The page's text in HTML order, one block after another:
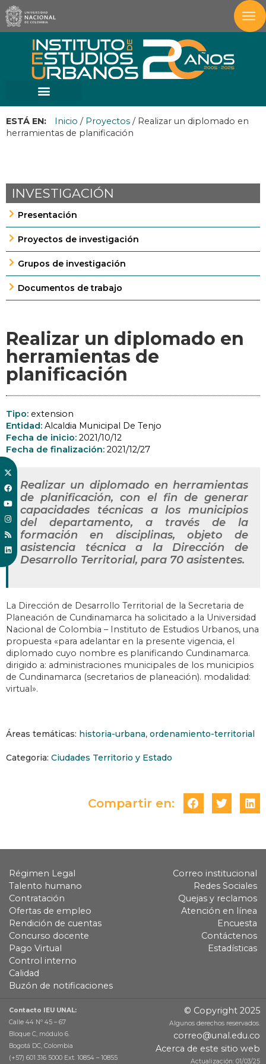
ESTÁ EN: Inicio / Proyectos / Realizar un diplomado en
herramientas de planificación
INVESTIGACIÓN
Presentación
Proyectos de investigación
Grupos de investigación
Documentos de trabajo
Realizar un diplomado en
herramientas de
planificación
Tipo: extension
Entidad: Alcaldia Municipal De Tenjo
Fecha de inicio: 2021/10/12
Fecha de finalización: 2021/12/27
Realizar un diplomado en herramientas
de planificación, con el fin de generar
capacidades técnicas a los municipios
del departamento, a través de la
formación en disciplinas, objeto de
asistencia técnica a la Dirección de
Desarrollo Territorial, para 70 asistentes.
La Dirección de Desarrollo Territorial de la Secretaria de
Planeación de Cundinamarca ha solicitado a la Universidad
Nacional de Colombia – Instituto de Estudios Urbanos, una
propuesta «para adelantar en la presente vigencia, el
diplomado cuyo nombre es planificando Cundinamarca.
dirigido a: administraciones municipales de los municipios
de Cundinamarca (secretarios de planeación). modalidad:
virtual».
Áreas temáticas: historia-urbana, ordenamiento-territorial
Categoria: Ciudades Territorio y Estado
Compartir en:
Régimen Legal
Talento humano
Contratación
Ofertas de empleo
Rendición de cuentas
Concurso docente
Pago Virtual
Control interno
Calidad
Buzón de notificaciones
Correo institucional
Redes Sociales
Quejas y reclamos
Atención en línea
Encuesta
Contáctenos
Estadísticas
Contacto IEU UNAL:
Calle 44 Nº 45 – 67
Bloque C, módulo 6.
Bogotá DC, Colombia
(+57) 601 316 5000 Ext. 10854 – 10855
© Copyright 2025
Algunos derechos reservados.
correo@unal.edu.co
Acerca de este sitio web
Actualización: 01/03/25